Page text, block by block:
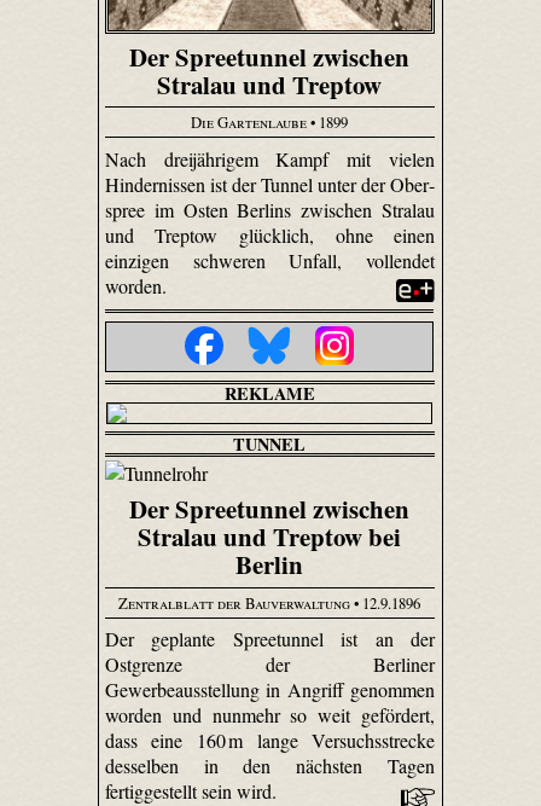
Der Spreetunnel zwischen
Stralau und Treptow
Die Gartenlaube• 1899
Nach dreijährigem Kampf mit vielen
Hindernissen ist der Tunnel unter der Ober­
spree im Osten Berlins zwischen Stralau
und Treptow glücklich, ohne einen
einzigen schweren Unfall, vollendet
worden.
REKLAME
TUNNEL
Der Spreetunnel zwischen
Stralau und Treptow bei
Berlin
Zentralblatt der Bauverwaltung• 12.9.1896
Der geplante Spree­tunnel ist an der
Ostgrenze der Berliner
Gewerbeausstellung in Angriff genommen
worden und nunmehr so weit gefördert,
dass eine 160 m lange Versuchsstrecke
desselben in den nächsten Tagen
fertiggestellt sein wird.